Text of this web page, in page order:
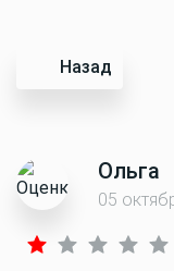
Назад
Ольга
05